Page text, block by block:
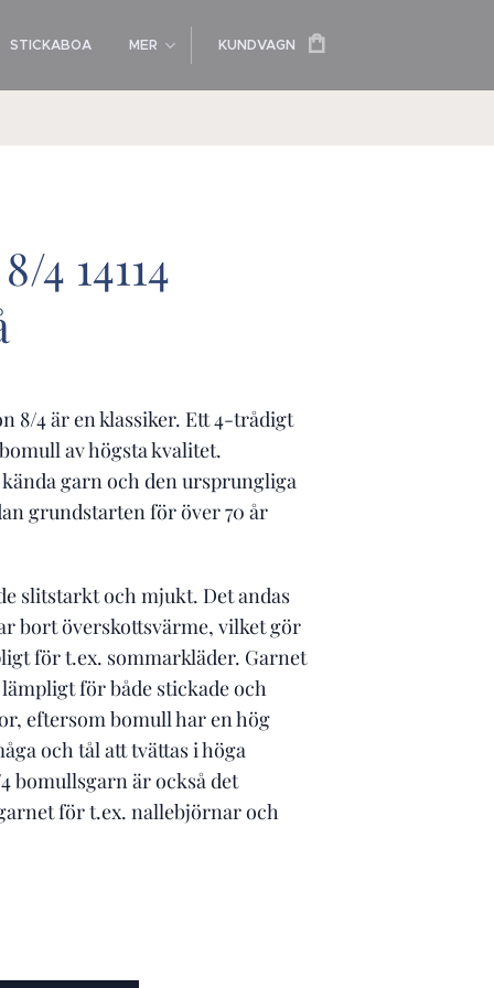
STICKABOA MER KUNDVAGN
4 14114
8/4 är en klassiker. Ett 4-trådigt
av högsta kvalitet.
garn och den ursprungliga
grundstarten för över 70 år
slitstarkt och mjukt. Det andas
bort överskottsvärme, vilket gör
för t.ex. sommarkläder. Garnet
för både stickade och
eftersom bomull har en hög
och tål att tvättas i höga
bomullsgarn är också det
för t.ex. nallebjörnar och